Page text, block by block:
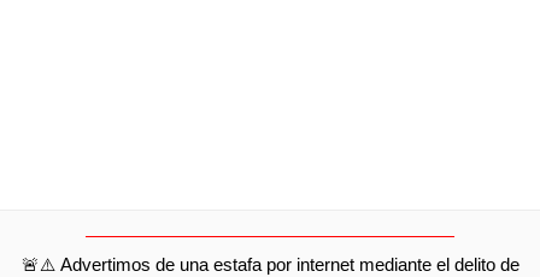
🚨⚠️ Advertimos de una estafa por internet mediante el delito de